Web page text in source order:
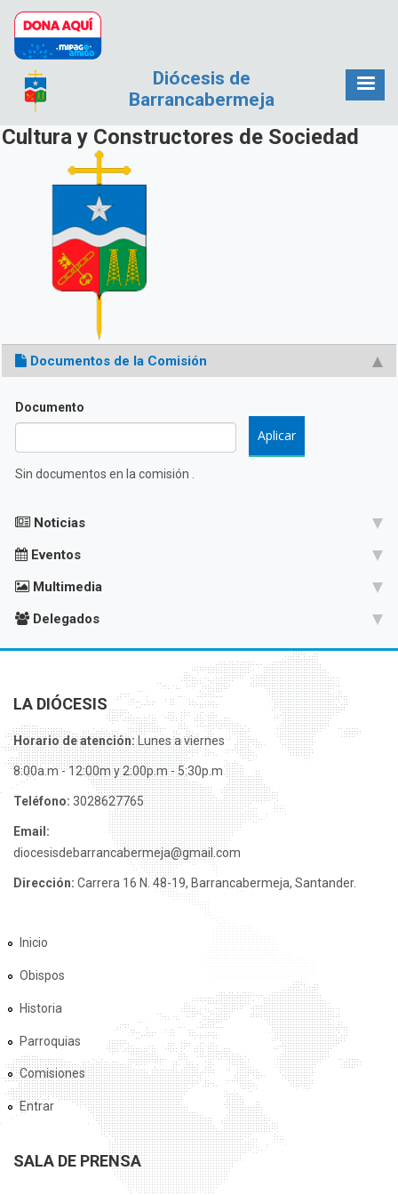
Pasar al contenido principal
Diócesis de
Barrancabermeja
Cultura y Constructores de Sociedad
Documentos de la Comisión
Documento
Sin documentos en la comisión .
Noticias
Eventos
Multimedia
Delegados
LA DIÓCESIS
Horario de atención:Lunes a viernes
8:00a.m - 12:00m y 2:00p.m - 5:30p.m
Teléfono: 3028627765
Email:
diocesisdebarrancabermeja@gmail.com
Dirección: Carrera 16 N. 48-19, Barrancabermeja, Santander.
Inicio
Obispos
Historia
Parroquias
Comisiones
Entrar
SALA DE PRENSA